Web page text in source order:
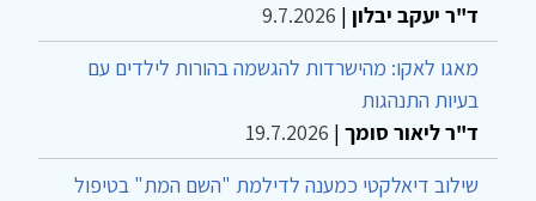
ד"ר יעקב יבלון |
9.7.2026
מאגו לאקו: מהישרדות להגשמה בהורות לילדים עם
בעיות התנהגות
ד"ר ליאור סומך |
19.7.2026
שילוב דיאלקטי כמענה לדילמת "השם המת" בטיפול